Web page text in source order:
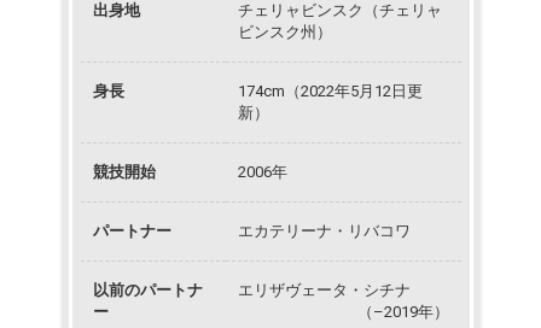
出身地
チェリャビンスク（チェリャ
ビンスク州）
身長
174cm（2022年5月12日更
新）
競技開始 2006年
パートナー エカテリーナ・リバコワ
以前のパートナ
ー
エリザヴェータ・シチナ
（–2019年）